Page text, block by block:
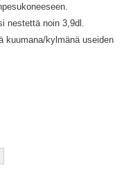
nestettä noin 3,9dl.
kuumana/kylmänä useiden